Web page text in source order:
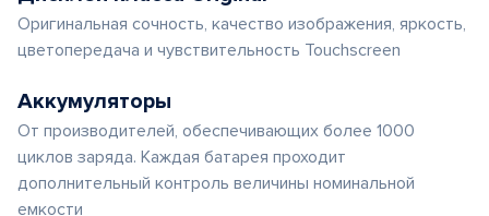
Оригинальная сочность, качество изображения, яркость,
цветопередача и чувствительность Touchscreen
Аккумуляторы
От производителей, обеспечивающих более 1000
циклов заряда. Каждая батарея проходит
дополнительный контроль величины номинальной
емкости